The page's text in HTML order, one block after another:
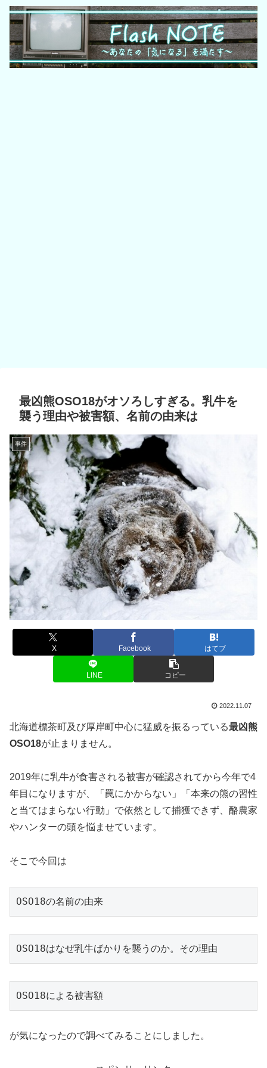
最凶熊OSO18がオソろしすぎる。乳牛を
襲う理由や被害額、名前の由来は
事件
X Facebook はてブ
LINE コピー
2022.11.07
北海道標茶町及び厚岸町中心に猛威を振るっている最凶熊
OSO18が止まりません。
2019年に乳牛が食害される被害が確認されてから今年で4
年目になりますが、「罠にかからない」「本来の熊の習性
と当てはまらない行動」で依然として捕獲できず、酪農家
やハンターの頭を悩ませています。
そこで今回は
OSO18の名前の由来
OSO18はなぜ乳牛ばかりを襲うのか。その理由
OSO18による被害額
が気になったので調べてみることにしました。